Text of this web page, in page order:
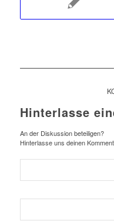
Hinterlasse
An der Diskussion beteiligen?
Hinterlasse uns deinen